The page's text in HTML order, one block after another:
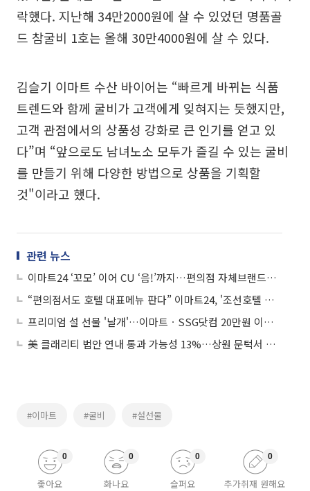
락했다. 지난해 34만2000원에 살 수 있었던 명품골
드 참굴비 1호는 올해 30만4000원에 살 수 있다.
김슬기 이마트 수산 바이어는 “빠르게 바뀌는 식품
트렌드와 함께 굴비가 고객에게 잊혀지는 듯했지만,
고객 관점에서의 상품성 강화로 큰 인기를 얻고 있
다”며 “앞으로도 남녀노소 모두가 즐길 수 있는 굴비
를 만들기 위해 다양한 방법으로 상품을 기획할
것"이라고 했다.
관련 뉴스
이마트24 ‘꼬모’ 이어 CU ‘음!’까지…편의점 자체브랜드로 '와인 전쟁'
“편의점서도 호텔 대표메뉴 판다” 이마트24, '조선호텔 유니짜장 밀키트' 판매
프리미엄 설 선물 '날개'…이마트ㆍSSG닷컴 20만원 이상 매출 증가 뚜렷
美 클래리티 법안 연내 통과 가능성 13%…상원 문턱서 제동
#이마트 #굴비 #설선물
좋아요
0
화나요
0
슬퍼요
0
추가취재 원해요
0